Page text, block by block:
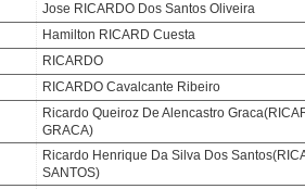
Jose RICARDO Dos Santos Oliveira
Hamilton RICARD Cuesta
RICARDO
RICARDO Cavalcante Ribeiro
Ricardo Queiroz De Alencastro
GRACA)
Ricardo Henrique Da Silva Dos
SANTOS)